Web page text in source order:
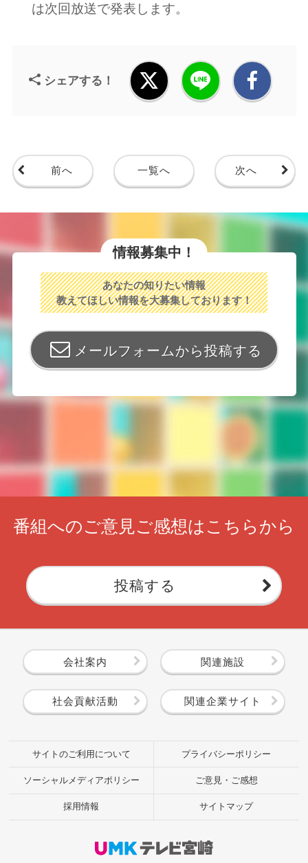
は次回放送で発表します。
シェアする！
前へ 一覧へ 次へ
情報募集中！
あなたの知りたい情報
教えてほしい情報を大募集しております！
メールフォームから投稿する
番組へのご意見ご感想はこちらから
投稿する
会社案内 関連施設
社会貢献活動 関連企業サイト
サイトのご利用について プライバシーポリシー
ソーシャルメディアポリシー ご意見・ご感想
採用情報 サイトマップ